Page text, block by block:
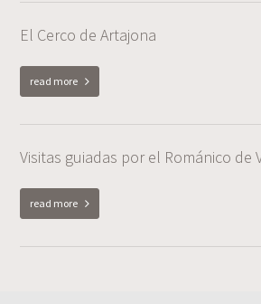
El Cerco de Artajona
read more
Visitas guiadas por el Románico de
read more